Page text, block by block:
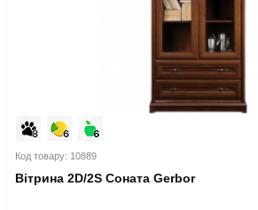
Код товару: 10889
Вітрина 2D/2S Соната Gerbor